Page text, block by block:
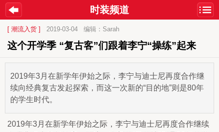
时装频道
[ 潮流入货 ] 2019-03-04 编辑：Sarah
这个开学季 “复古客”们跟着李宁“操练”起来
2019年3月在新学年伊始之际，李宁与迪士尼再度合作继
续向经典复古发起探索，而这一次新的“目的地”则是80年
的学生时代。
2019年3月在新学年伊始之际，李宁与迪士尼再度合作继续